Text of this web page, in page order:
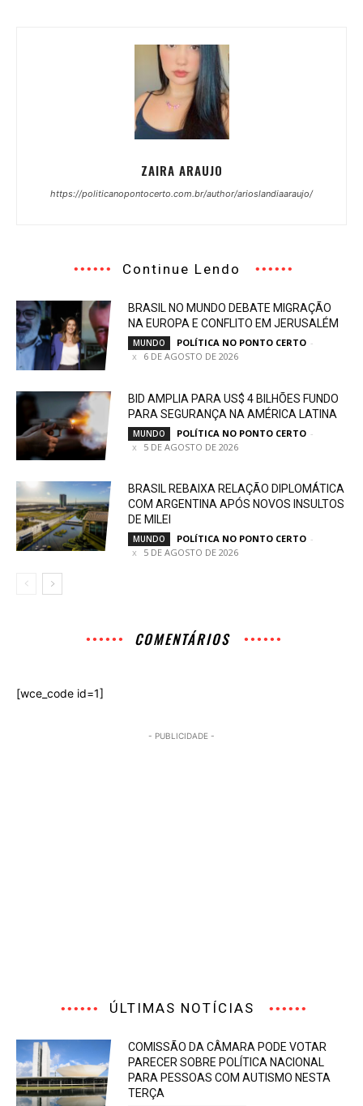
ZAIRA ARAUJO
https://politicanopontocerto.com.br/author/arioslandiaaraujo/
Continue Lendo
BRASIL NO MUNDO DEBATE MIGRAÇÃO
NA EUROPA E CONFLITO EM JERUSALÉM
MUNDO POLÍTICA NO PONTO CERTO -
6 DE AGOSTO DE 2026
BID AMPLIA PARA US$ 4 BILHÕES FUNDO
PARA SEGURANÇA NA AMÉRICA LATINA
MUNDO POLÍTICA NO PONTO CERTO -
5 DE AGOSTO DE 2026
BRASIL REBAIXA RELAÇÃO DIPLOMÁTICA
COM ARGENTINA APÓS NOVOS INSULTOS
DE MILEI
MUNDO POLÍTICA NO PONTO CERTO -
5 DE AGOSTO DE 2026
COMENTÁRIOS
[wce_code id=1]
- PUBLICIDADE -
ÚLTIMAS NOTÍCIAS
COMISSÃO DA CÂMARA PODE VOTAR
PARECER SOBRE POLÍTICA NACIONAL
PARA PESSOAS COM AUTISMO NESTA
TERÇA